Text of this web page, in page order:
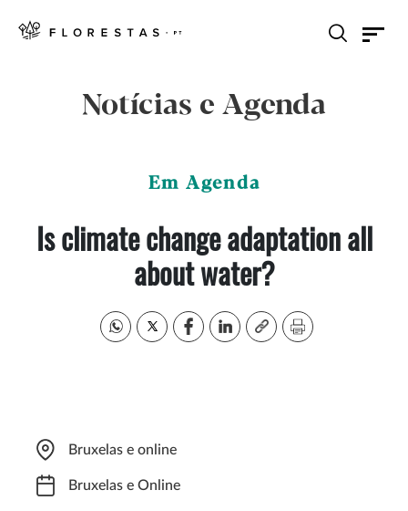
Notícias e Agenda
Em Agenda
Is climate change adaptation all
about water?
Bruxelas e online
Bruxelas e Online